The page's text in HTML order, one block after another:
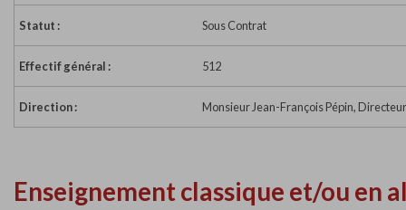
Statut : Sous Contrat
Effectif général : 512
Direction : Monsieur Jean-François Pépin, Directeur
Enseignement classique et/ou en